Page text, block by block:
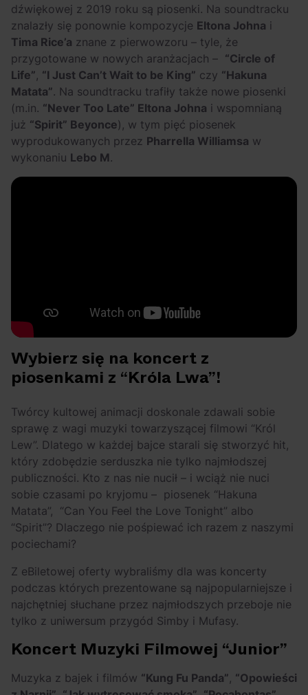
dźwiękowej z 2019 roku są piosenki. Na soundtracku
znalazły się ponownie kompozycje Eltona Johna i
Tima Rice’a znane z pierwowzoru – tyle, że
przygotowane w nowych aranżacjach – “Circle of
Life” “I Just Can’t Wait to be King” czy “Hakuna
Matata”. Na soundtracku trafiły także nowe piosenki
(m.in. “Never Too Late” Eltona Johna i wspomnianą
już “Spirit” Beyonce), w tym pięć piosenek
wyprodukowanych przez Pharrella Williamsa w
wykonaniu Lebo M.
Wybierz się na koncert z
piosenkami z “Króla Lwa”!
Twórcy kultowej animacji doskonale zdawali sobie
sprawę z wagi muzyki towarzyszącej filmowi “Król
Lew”. Dlatego w każdej bajce starali się stworzyć hit,
który zdobędzie serduszka nie tylko najmłodszej
publiczności. Kto z nas nie nucił – i wciąż nie nuci
sobie czasami po kryjomu – piosenek “Hakuna
Matata”, “Can You Feel the Love Tonight” albo
“Spirit”? Dlaczego nie pośpiewać ich razem z naszymi
pociechami?
Z eBiletowej oferty wybraliśmy dla was koncerty
podczas których prezentowane są najpopularniejsze i
najchętniej słuchane przez najmłodszych przeboje nie
tylko z uniwersum przygód Simby i Mufasy.
Koncert Muzyki Filmowej “Junior”
Muzyka z bajek i filmów “Kung Fu Panda” “Opowieści